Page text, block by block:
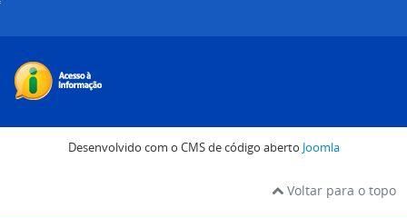
Desenvolvido com o CMS de código aberto Joomla
Voltar para o topo